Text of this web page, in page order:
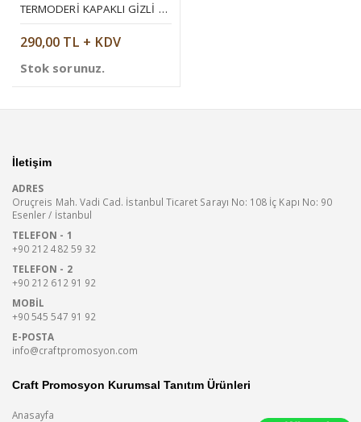
TERMODERI KAPAKLI GIZLI SPIRALLI AJANDA
290,00 TL + KDV
Stok sorunuz.
İletişim
ADRES
Oruçreis Mah. Vadi Cad. İstanbul Ticaret Sarayı No: 108 İç Kapı No: 90
Esenler / İstanbul
TELEFON - 1
+90 212 482 59 32
TELEFON - 2
+90 212 612 91 92
MOBIL
+90 545 547 91 92
E-POSTA
info@craftpromosyon.com
Craft Promosyon Kurumsal Tanıtım Ürünleri
Anasayfa